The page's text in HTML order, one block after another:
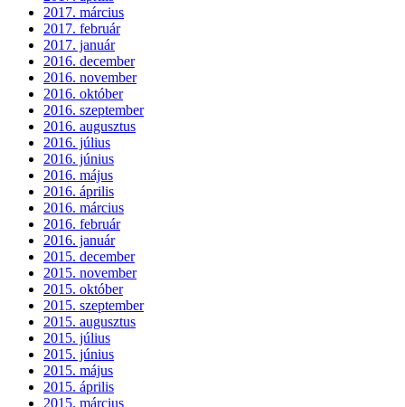
2017. március
2017. február
2017. január
2016. december
2016. november
2016. október
2016. szeptember
2016. augusztus
2016. július
2016. június
2016. május
2016. április
2016. március
2016. február
2016. január
2015. december
2015. november
2015. október
2015. szeptember
2015. augusztus
2015. július
2015. június
2015. május
2015. április
2015. március